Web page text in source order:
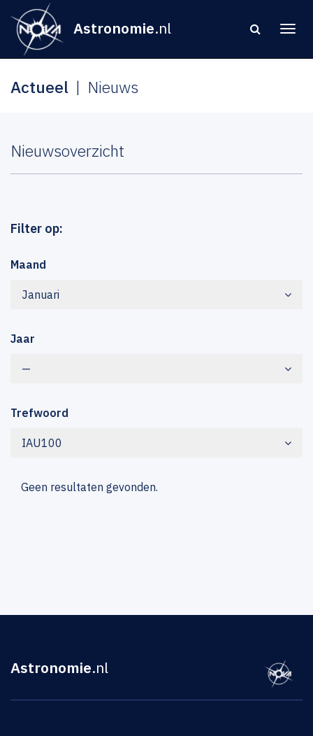
Astronomie.nl
Actueel Nieuws
Nieuwsoverzicht
Filter op:
Maand
Januari
Jaar
—
Trefwoord
IAU100
Geen resultaten gevonden.
Astronomie.nl